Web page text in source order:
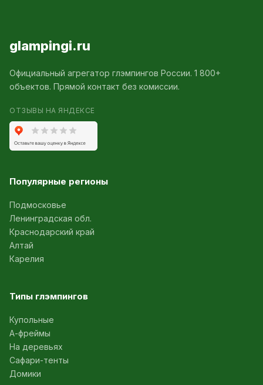
glampingi.ru
Официальный агрегатор глэмпингов России. 1 800+
объектов. Прямой контакт без комиссии.
ОТЗЫВЫ НА ЯНДЕКСЕ
Популярные регионы
Подмосковье
Ленинградская обл.
Краснодарский край
Алтай
Карелия
Типы глэмпингов
Купольные
А-фреймы
На деревьях
Сафари-тенты
Домики